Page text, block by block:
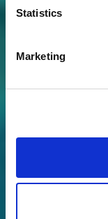
Statistics
Marketing